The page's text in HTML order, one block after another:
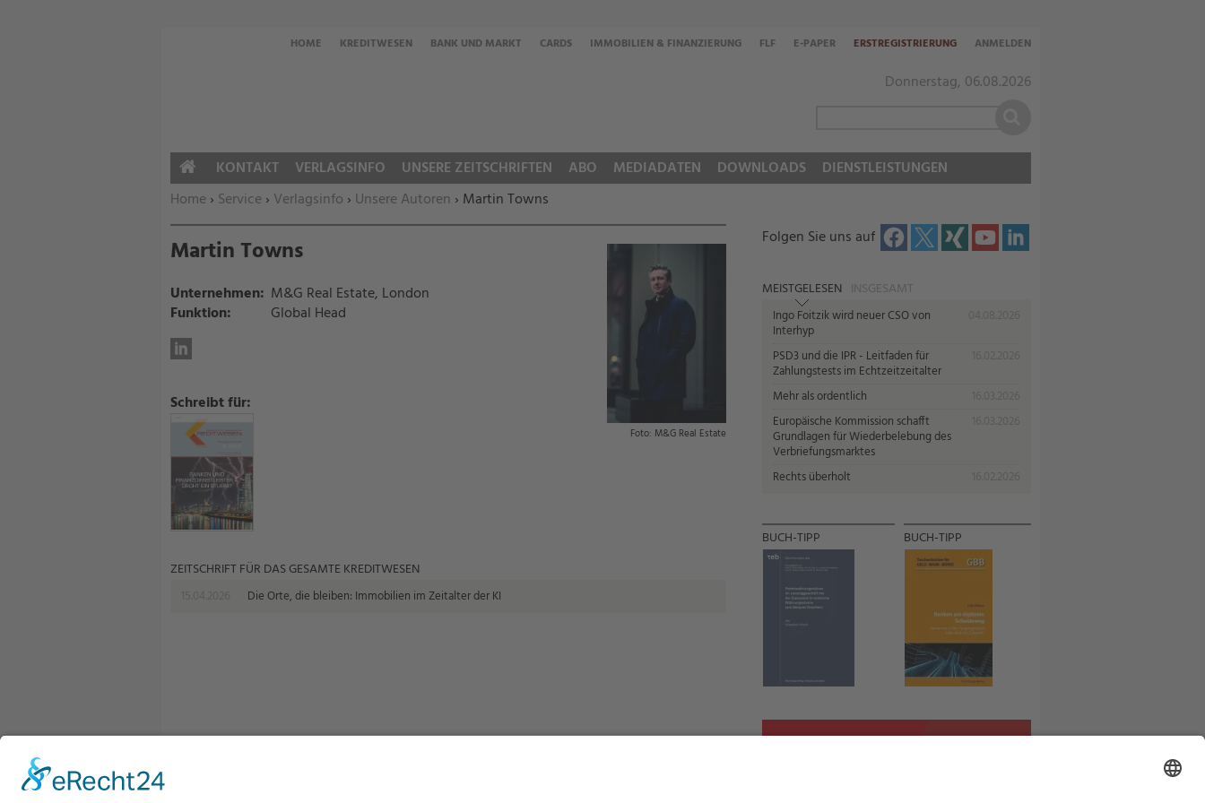
Donnerstag, 06.08.2026
HOME KREDITWESEN BANK UND MARKT CARDS IMMOBILIEN & FINANZIERUNG FLF E-PAPER ERSTREGISTRIERUNG ANMELDEN
Sie befinden sich hier:
Home › Service › Verlagsinfo › Unsere Autoren › Martin Towns
Martin Towns
M&G Real Estate
Unternehmen: M&G Real Estate, London
Funktion:
Global Head
Schreibt für:
ZEITSCHRIFT FÜR DAS GESAMTE KREDITWESEN
Die Orte, die bleiben: Immobilien im Zeitalter der KI
Folgen Sie uns auf
MEISTGELESEN INSGESAMT
Ingo Foitzik wird neuer CSO von
Interhyp
PSD3 und die IPR - Leitfaden für
Zahlungstests im Echtzeitzeitalter
Mehr als ordentlich
Europäische Kommission schafft
Grundlagen für Wiederbelebung des
Verbriefungsmarktes
Rechts überholt
BUCH-TIPP BUCH-TIPP
HOME
KONTAKT VERLAGSINFO UNSERE ZEITSCHRIFTEN ABO MEDIADATEN DOWNLOADS DIENSTLEISTUNGEN